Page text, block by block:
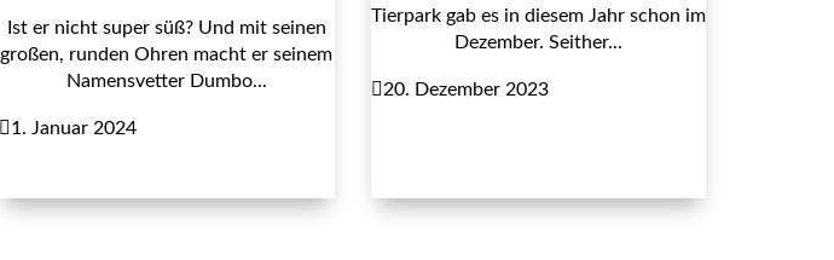
Ist er nicht super süß? Und mit seinen
großen, runden Ohren macht er seinem
Namensvetter Dumbo...
1. Januar 2024
Tierpark gab es in diesem Jahr schon im
Dezember. Seither...
20. Dezember 2023